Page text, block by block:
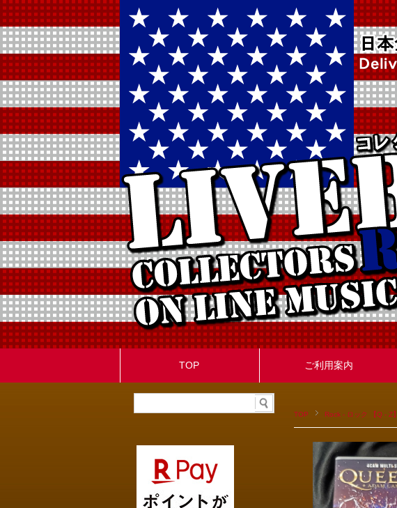
TOP ご利用案内
TOP Rock - ロック 【Q - Z】